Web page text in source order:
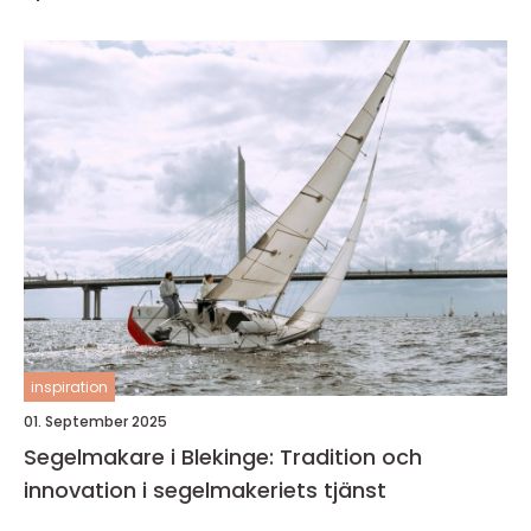
inspiration
01. September 2025
Segelmakare i Blekinge: Tradition och
innovation i segelmakeriets tjänst